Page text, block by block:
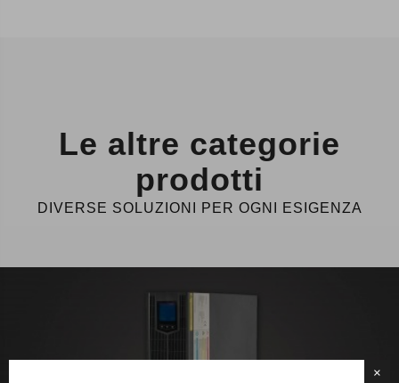
×
Le altre categorie
prodotti
DIVERSE SOLUZIONI PER OGNI ESIGENZA